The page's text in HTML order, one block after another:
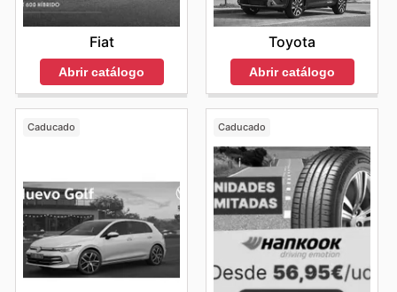
Fiat
Abrir catálogo
Toyota
Abrir catálogo
Caducado Caducado